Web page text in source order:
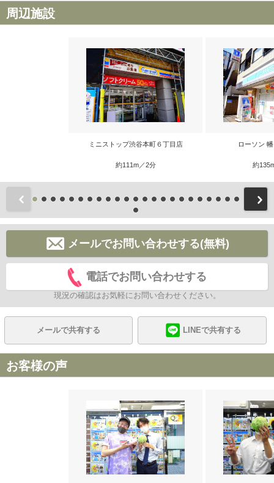
周辺施設
ミニストップ渋谷本町６丁目店
約111m／2分
ローソン
約
前
メールでお問い合わせする(無料)
電話でお問い合わせする
現況の確認はお気軽にお問い合わせください。
メールで共有する LINEで共有する
お客様の声